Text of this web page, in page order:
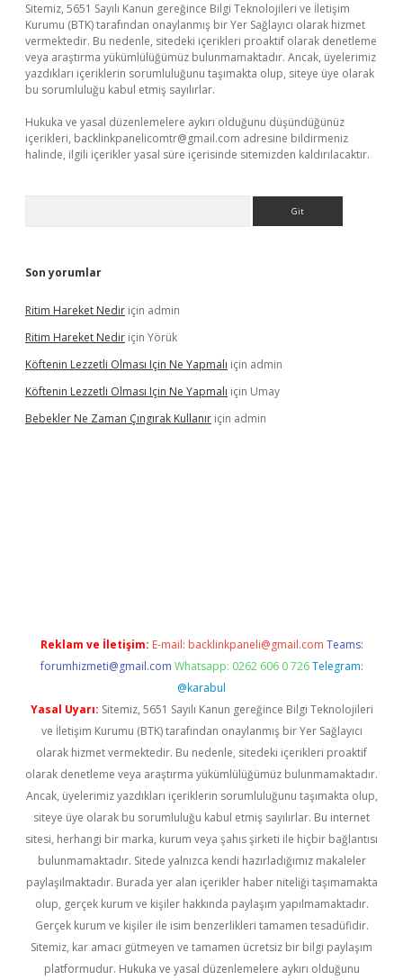
Sitemiz, 5651 Sayılı Kanun gereğince Bilgi Teknolojileri ve İletişim
Kurumu (BTK) tarafından onaylanmış bir Yer Sağlayıcı olarak hizmet
vermektedir. Bu nedenle, sitedeki içerikleri proaktif olarak denetleme
veya araştırma yükümlülüğümüz bulunmamaktadır. Ancak, üyelerimiz
yazdıkları içeriklerin sorumluluğunu taşımakta olup, siteye üye olarak
bu sorumluluğu kabul etmiş sayılırlar.
Hukuka ve yasal düzenlemelere aykırı olduğunu düşündüğünüz
içerikleri, backlinkpanelicomtr@gmail.com adresine bildirmeniz
halinde, ilgili içerikler yasal süre içerisinde sitemizden kaldırılacaktır.
Son yorumlar
Ritim Hareket Nedir için admin
Ritim Hareket Nedir için Yörük
Köftenin Lezzetli Olması Için Ne Yapmalı için admin
Köftenin Lezzetli Olması Için Ne Yapmalı için Umay
Bebekler Ne Zaman Çıngırak Kullanır için admin
Reklam ve İletişim: E-mail: backlinkpaneli@gmail.com Teams:
forumhizmeti@gmail.com Whatsapp: 0262 606 0 726 Telegram:
@karabul
Yasal Uyarı: Sitemiz, 5651 Sayılı Kanun gereğince Bilgi Teknolojileri
ve İletişim Kurumu (BTK) tarafından onaylanmış bir Yer Sağlayıcı
olarak hizmet vermektedir. Bu nedenle, sitedeki içerikleri proaktif
olarak denetleme veya araştırma yükümlülüğümüz bulunmamaktadır.
Ancak, üyelerimiz yazdıkları içeriklerin sorumluluğunu taşımakta olup,
siteye üye olarak bu sorumluluğu kabul etmiş sayılırlar. Bu internet
sitesi, herhangi bir marka, kurum veya şahıs şirketi ile hiçbir bağlantısı
bulunmamaktadır. Sitede yalnızca kendi hazırladığımız makaleler
paylaşılmaktadır. Burada yer alan içerikler haber niteliği taşımamakta
olup, gerçek kurum ve kişiler hakkında paylaşım yapılmamaktadır.
Gerçek kurum ve kişiler ile isim benzerlikleri tamamen tesadüfidir.
Sitemiz, kar amacı gütmeyen ve tamamen ücretsiz bir bilgi paylaşım
platformudur. Hukuka ve yasal düzenlemelere aykırı olduğunu